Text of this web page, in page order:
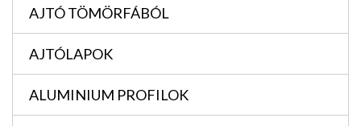
AJTÓ TÖMÖRFÁBÓL
AJTÓLAPOK
ALUMINIUM PROFILOK